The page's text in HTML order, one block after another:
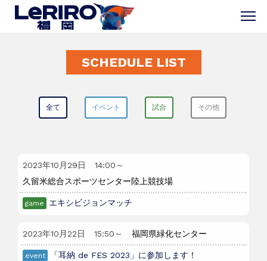
SCHEDULE LIST
全て イベント 試合 その他
2023年10月29日 14:00 ～
久留米総合スポーツセンター陸上競技場
game エキシビジョンマッチ
2023年10月22日 15:50 ～ 福岡県緑化センター
event 「耳納 de FES 2023」に参加します！